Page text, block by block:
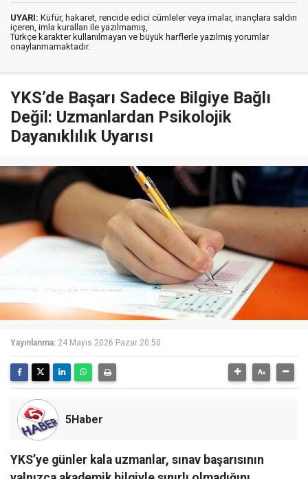
UYARI: Küfür, hakaret, rencide edici cümleler veya imalar, inançlara saldırı
içeren, imla kuralları ile yazılmamış,
Türkçe karakter kullanılmayan ve büyük harflerle yazılmış yorumlar
onaylanmamaktadır.
YKS’de Başarı Sadece Bilgiye Bağlı
Değil: Uzmanlardan Psikolojik
Dayanıklılık Uyarısı
Yayınlanma: 24 Mayıs 2026 Pazar 20:50
5Haber
YKS’ye günler kala uzmanlar, sınav başarısının